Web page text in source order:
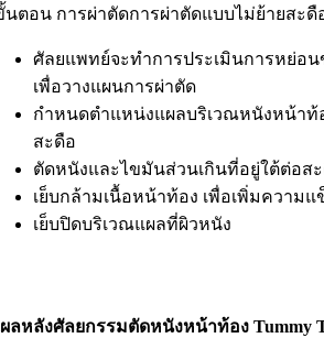
ตอน การผ่าตัดการผ่าตัดแบบไม่ย้ายสะดือ
ศัลยแพทย์จะทำการประเมินการหย่อ
เพื่อวางแผนการผ่าตัด
กำหนดตำแหน่งแผลบริเวณหนังหน้าท้
สะดือ
ตัดหนังและไขมันส่วนเกินที่อยู่ใต้ต่อส
เย็บกล้ามเนื้อหน้าท้อง เพื่อเพิ่มความ
เย็บปิดบริเวณแผลที่ผิวหนัง
ลหลังศัลยกรรมตัดหนังหน้าท้อง Tummy